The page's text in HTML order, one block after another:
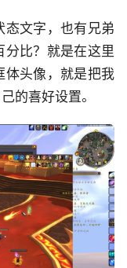
态文字，也有兄弟
分比？就是在这里
体头像，就是把我
的喜好设置。